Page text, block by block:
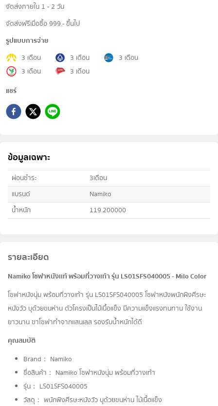
จัดส่งภายใน 1 - 2 วัน
จัดส่งฟรีเมื่อซื้อ 999.- ขึ้นไป
รูปแบบการจ่าย
3 เดือน
3 เดือน
3 เดือน
3 เดือน
3 เดือน
แชร์
ข้อมูลเฉพาะ
ผ่อนชำระ
3เดือน
แบรนด์
Namiko
น้ำหนัก
119.200000
รายละเอียด
Namiko โซฟาหนังเเท้ พร้อมที่วางเท้า รุ่น LS01SFS040005 - Milo Color
โซฟาหนังนุ่ม พร้อมที่วางเท้า รุ่น LS01SFS040005 โซฟาหนังพนักผิงศีรษะ
หนังวัว บุด้วยขนห่าน ตัวโครงเป็นไม้เนื้อแข็ง มีความแข็งแรงทนทาน ใช้งาน
ยาวนาน ขาโซฟาทำจากแสนเลส รองรับน้ำหนักได้ดี
คุณสมบัติ
Brand： Namiko
ชื่อสินค้า： Namiko โซฟาหนังนุ่ม พร้อมที่วางเท้า
รุ่น： LS01SFS040005
วัสดุ： พนักพิงศีรษะหนังวัว บุด้วยขนห่าน ไม้เนื้อแข็ง